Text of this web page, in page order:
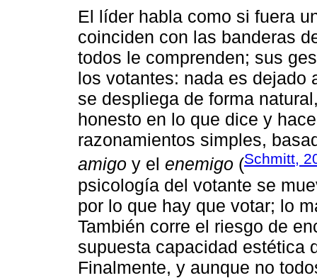
El líder habla como si fuera
coinciden con las banderas
todos le comprenden; sus
los votantes: nada es dejado
se despliega de forma
honesto en lo que dice y
razonamientos simples,
amigo y el enemigo (Schmitt,
psicología del votante se
por lo que hay que votar; lo
También corre el riesgo de
supuesta capacidad estética
Finalmente, y aunque no